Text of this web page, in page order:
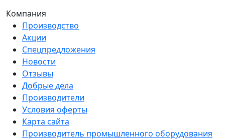
Компания
Производство
Акции
Спецпредложения
Новости
Отзывы
Добрые дела
Производители
Условия оферты
Карта сайта
Производитель промышленного оборудования